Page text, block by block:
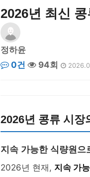
2026년 최신
정하윤
0건
94회
2026년 콩류 시장
지속 가능한 식량원으
2026년 현재, 지속 가